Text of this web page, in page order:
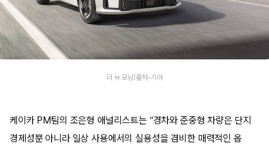
더 뉴 모닝/출처-기아
케이카 PM팀의 조은형 애널리스트는 “경차와 준중형 차량은 단지
경제성뿐 아니라 일상 사용에서의 실용성을 겸비한 매력적인 옵